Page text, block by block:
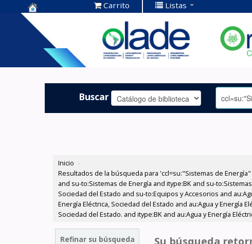
Centro de
Documentación
OLADE -
Carrito Listas
Buscar
Inicio ›
Resultados de la búsqueda para 'ccl=su:"Sistemas de Energía"
and su-to:Sistemas de Energía and itype:BK and su-
Sociedad del Estado and su-to:Equipos y Accesorios and
Energía Eléctrica, Sociedad del Estado and au:Agua y Energía
Sociedad del Estado. and itype:BK and au:Agua y Energía
Refinar su búsqueda Su búsqueda